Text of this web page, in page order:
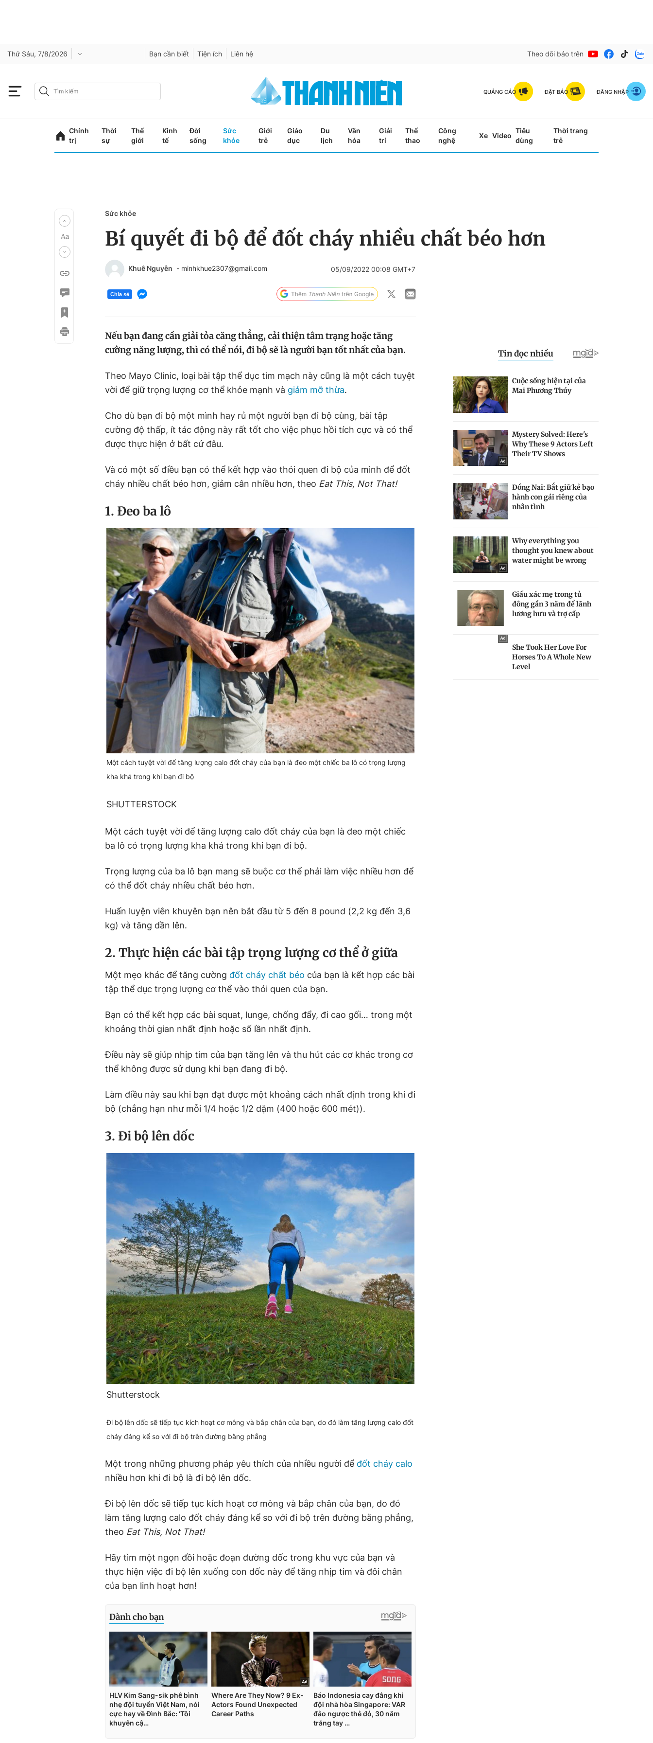
Thứ Sáu, 7/8/2026 Bạn cần biết Tiện ích Liên hệ Theo dõi báo trên
QUẢNG CÁO ĐẶT BÁO ĐĂNG NHẬP
Chính
trị
Thời
sự
Thế
giới
Kinh
tế
Đời
sống
Sức
khỏe
Giới
trẻ
Giáo
dục
Du
lịch
Văn
hóa
Giải
trí
Thể
thao
Công
nghệ
Xe Video
Tiêu
dùng
Thời trang
trẻ
Sức khỏe
Bí quyết đi bộ để đốt cháy nhiều chất béo hơn
Khuê Nguyễn - minhkhue2307@gmail.com 05/09/2022 00:08 GMT+7
Chia sẻ
Nếu bạn đang cần giải tỏa căng thẳng, cải thiện tâm trạng hoặc tăng
cường năng lượng, thì có thể nói, đi bộ sẽ là người bạn tốt nhất của bạn.
Theo Mayo Clinic, loại bài tập thể dục tim mạch này cũng là một cách tuyệt
vời để giữ trọng lượng cơ thể khỏe mạnh và giảm mỡ thừa.
Cho dù bạn đi bộ một mình hay rủ một người bạn đi bộ cùng, bài tập
cường độ thấp, ít tác động này rất tốt cho việc phục hồi tích cực và có thể
được thực hiện ở bất cứ đâu.
Và có một số điều bạn có thể kết hợp vào thói quen đi bộ của mình để đốt
cháy nhiều chất béo hơn, giảm cân nhiều hơn, theo Eat This, Not That!
1. Đeo ba lô
Một cách tuyệt vời để tăng lượng calo đốt cháy của bạn là đeo một chiếc ba lô có trọng lượng
kha khá trong khi bạn đi bộ
SHUTTERSTOCK
Một cách tuyệt vời để tăng lượng calo đốt cháy của bạn là đeo một chiếc
ba lô có trọng lượng kha khá trong khi bạn đi bộ.
Trọng lượng của ba lô bạn mang sẽ buộc cơ thể phải làm việc nhiều hơn để
có thể đốt cháy nhiều chất béo hơn.
Huấn luyện viên khuyên bạn nên bắt đầu từ 5 đến 8 pound (2,2 kg đến 3,6
kg) và tăng dần lên.
2. Thực hiện các bài tập trọng lượng cơ thể ở giữa
Một mẹo khác để tăng cường đốt cháy chất béo của bạn là kết hợp các bài
tập thể dục trọng lượng cơ thể vào thói quen của bạn.
Bạn có thể kết hợp các bài squat, lunge, chống đẩy, đi cao gối… trong một
khoảng thời gian nhất định hoặc số lần nhất định.
Điều này sẽ giúp nhịp tim của bạn tăng lên và thu hút các cơ khác trong cơ
thể không được sử dụng khi bạn đang đi bộ.
Làm điều này sau khi bạn đạt được một khoảng cách nhất định trong khi đi
bộ (chẳng hạn như mỗi 1/4 hoặc 1/2 dặm (400 hoặc 600 mét)).
3. Đi bộ lên dốc
Shutterstock
Đi bộ lên dốc sẽ tiếp tục kích hoạt cơ mông và bắp chân của bạn, do đó làm tăng lượng calo đốt
cháy đáng kể so với đi bộ trên đường bằng phẳng
Một trong những phương pháp yêu thích của nhiều người để đốt cháy calo
nhiều hơn khi đi bộ là đi bộ lên dốc.
Đi bộ lên dốc sẽ tiếp tục kích hoạt cơ mông và bắp chân của bạn, do đó
làm tăng lượng calo đốt cháy đáng kể so với đi bộ trên đường bằng phẳng,
theo Eat This, Not That!
Hãy tìm một ngọn đồi hoặc đoạn đường dốc trong khu vực của bạn và
thực hiện việc đi bộ lên xuống con dốc này để tăng nhịp tim và đôi chân
của bạn linh hoạt hơn!